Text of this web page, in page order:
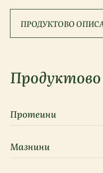
Протеини
Мазнини